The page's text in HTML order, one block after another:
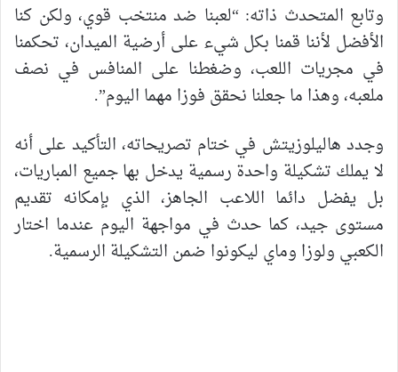
وتابع المتحدث ذاته: “لعبنا ضد منتخب قوي، ولكن كنا
الأفضل لأننا قمنا بكل شيء على أرضية الميدان، تحكمنا
في مجريات اللعب، وضغطنا على المنافس في نصف
ملعبه، وهذا ما جعلنا نحقق فوزا مهما اليوم”.
وجدد هاليلوزيتش في ختام تصريحاته، التأكيد على أنه
لا يملك تشكيلة واحدة رسمية يدخل بها جميع المباريات،
بل يفضل دائما اللاعب الجاهز، الذي بإمكانه تقديم
مستوى جيد، كما حدث في مواجهة اليوم عندما اختار
الكعبي ولوزا وماي ليكونوا ضمن التشكيلة الرسمية.